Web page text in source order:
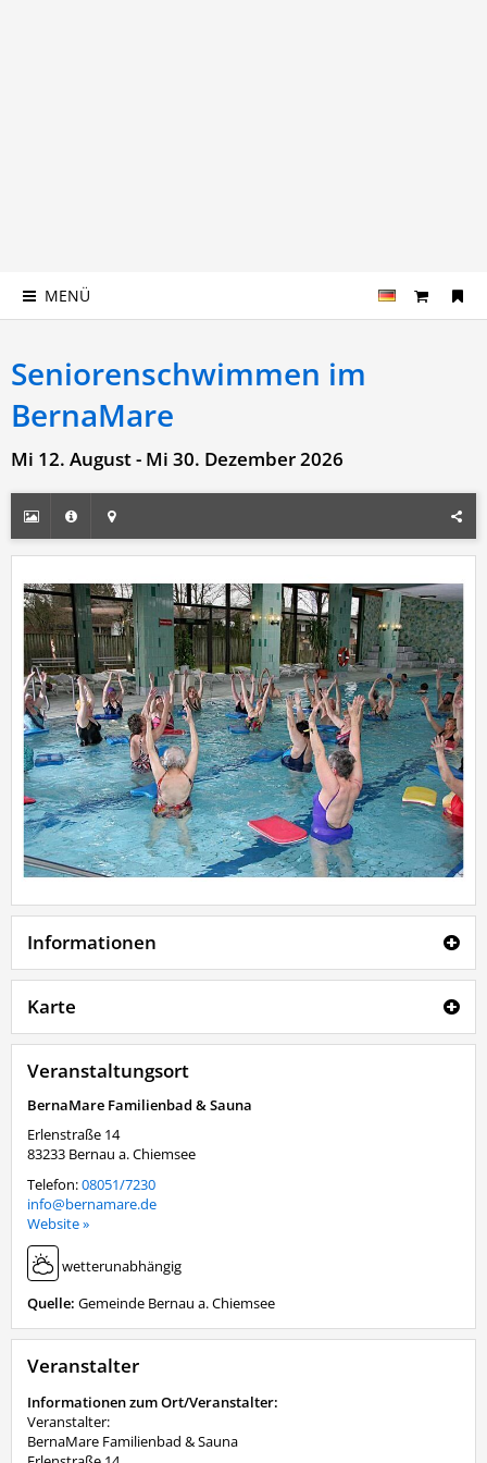
MENÜ
Seniorenschwimmen im
BernaMare
Mi 12. August - Mi 30. Dezember 2026
Informationen
Karte
Veranstaltungsort
BernaMare Familienbad & Sauna
Erlenstraße 14
83233 Bernau a. Chiemsee
Telefon:08051/7230
info@bernamare.de
Website »
wetterunabhängig
Quelle: Gemeinde Bernau a. Chiemsee
Veranstalter
Informationen zum Ort/Veranstalter:
Veranstalter:
BernaMare Familienbad & Sauna